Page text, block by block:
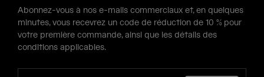
Abonnez-vous à nos e-mails commerciaux et, en quelques
minutes, vous recevrez un code de réduction de 10 % pour
votre première commande, ainsi que les détails des
conditions applicables.